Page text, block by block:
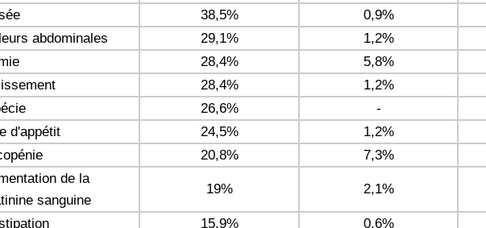
38,5% 0,9%
abdominales
29,1% 1,2%
28,4% 5,8%
28,4% 1,2%
26,6% -
d'appétit
24,5% 1,2%
20,8% 7,3%
de la
sanguine
19% 2,1%
15,9% 0,6%